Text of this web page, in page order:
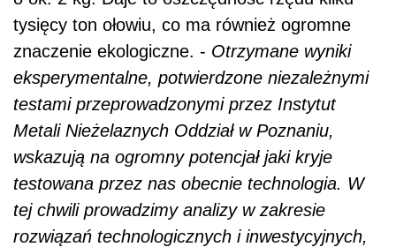
tysięcy ton ołowiu, co ma również ogromne
znaczenie ekologiczne. - Otrzymane wyniki
eksperymentalne, potwierdzone niezależnymi
testami przeprowadzonymi przez Instytut
Metali Nieżelaznych Oddział w Poznaniu,
wskazują na ogromny potencjał jaki kryje
testowana przez nas obecnie technologia. W
tej chwili prowadzimy analizy w zakresie
rozwiązań technologicznych i inwestycyjnych,